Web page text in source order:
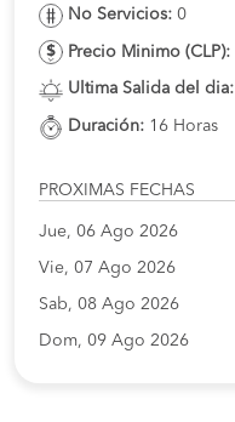
No Servicios: 0
Precio Minimo (CLP):
Ultima Salida del dia:
Duración: 16 Horas
PROXIMAS FECHAS
Jue, 06 Ago 2026
Vie, 07 Ago 2026
Sab, 08 Ago 2026
Dom, 09 Ago 2026